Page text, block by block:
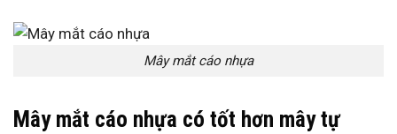
Mây mắt cáo nhựa
Mây mắt cáo nhựa có tốt hơn mây tự